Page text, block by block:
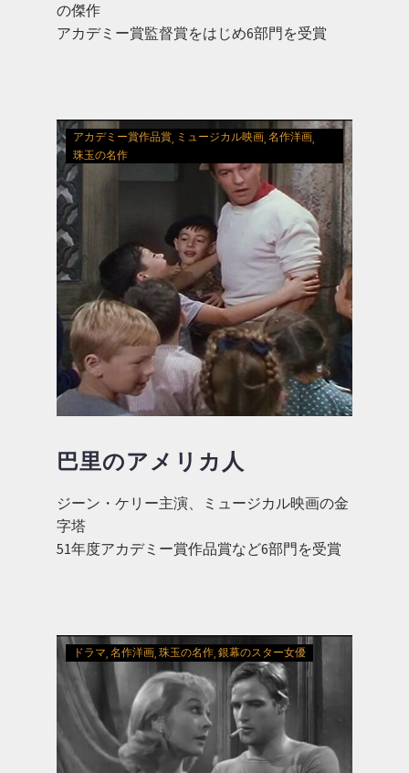
の傑作
アカデミー賞監督賞をはじめ6部門を受賞
アカデミー賞作品賞 ミュージカル映画 名作洋画
珠玉の名作
巴里のアメリカ人
ジーン・ケリー主演、ミュージカル映画の金
字塔
51年度アカデミー賞作品賞など6部門を受賞
ドラマ 名作洋画 珠玉の名作 銀幕のスター女優